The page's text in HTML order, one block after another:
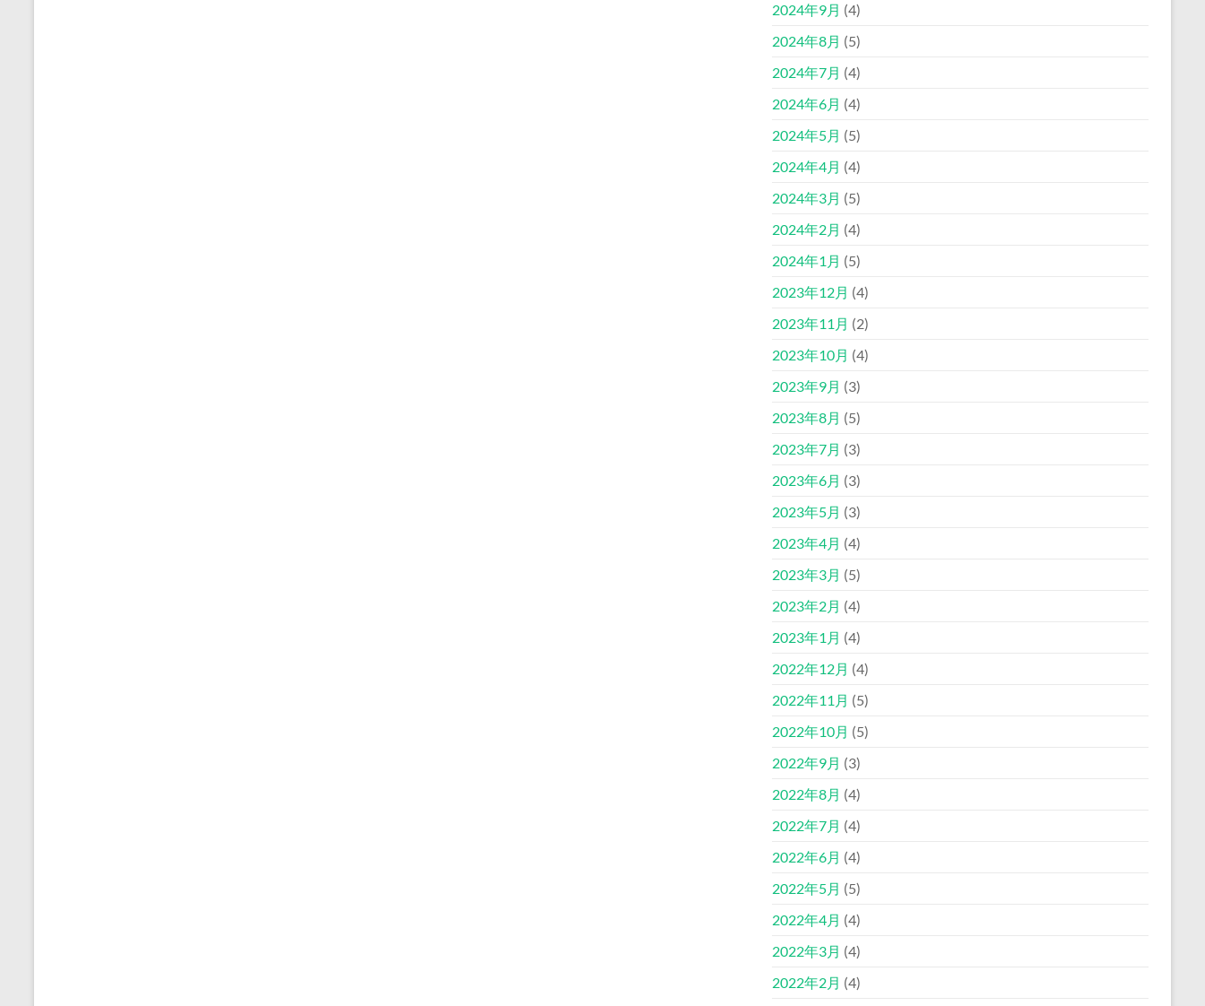
2024年9月 (4)
2024年8月 (5)
2024年7月 (4)
2024年6月 (4)
2024年5月 (5)
2024年4月 (4)
2024年3月 (5)
2024年2月 (4)
2024年1月 (5)
2023年12月 (4)
2023年11月 (2)
2023年10月 (4)
2023年9月 (3)
2023年8月 (5)
2023年7月 (3)
2023年6月 (3)
2023年5月 (3)
2023年4月 (4)
2023年3月 (5)
2023年2月 (4)
2023年1月 (4)
2022年12月 (4)
2022年11月 (5)
2022年10月 (5)
2022年9月 (3)
2022年8月 (4)
2022年7月 (4)
2022年6月 (4)
2022年5月 (5)
2022年4月 (4)
2022年3月 (4)
2022年2月 (4)